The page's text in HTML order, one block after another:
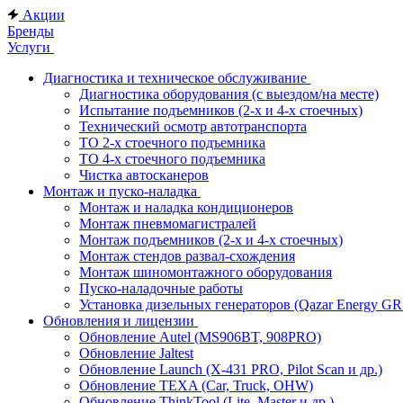
Акции
Бренды
Услуги
Диагностика и техническое обслуживание
Диагностика оборудования (с выездом/на месте)
Испытание подъемников (2-х и 4-х стоечных)
Технический осмотр автотранспорта
ТО 2-х стоечного подъемника
ТО 4-х стоечного подъемника
Чистка автосканеров
Монтаж и пуско-наладка
Монтаж и наладка кондиционеров
Монтаж пневмомагистралей
Монтаж подъемников (2-х и 4-х стоечных)
Монтаж стендов развал-схождения
Монтаж шиномонтажного оборудования
Пуско-наладочные работы
Установка дизельных генераторов (Qazar Energy
Обновления и лицензии
Обновление Autel (MS906BT, 908PRO)
Обновление Jaltest
Обновление Launch (X-431 PRO, Pilot Scan и др.)
Обновление TEXA (Car, Truck, OHW)